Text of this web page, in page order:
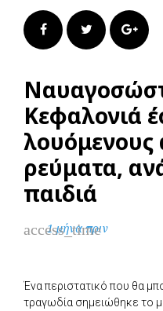
FacebookTwitter
Κεφαλονιά
ρεύματα,
παιδιά
access_time
1 μήνα πριν
Ένα περιστατικό που θα
τραγωδία σημειώθηκε το